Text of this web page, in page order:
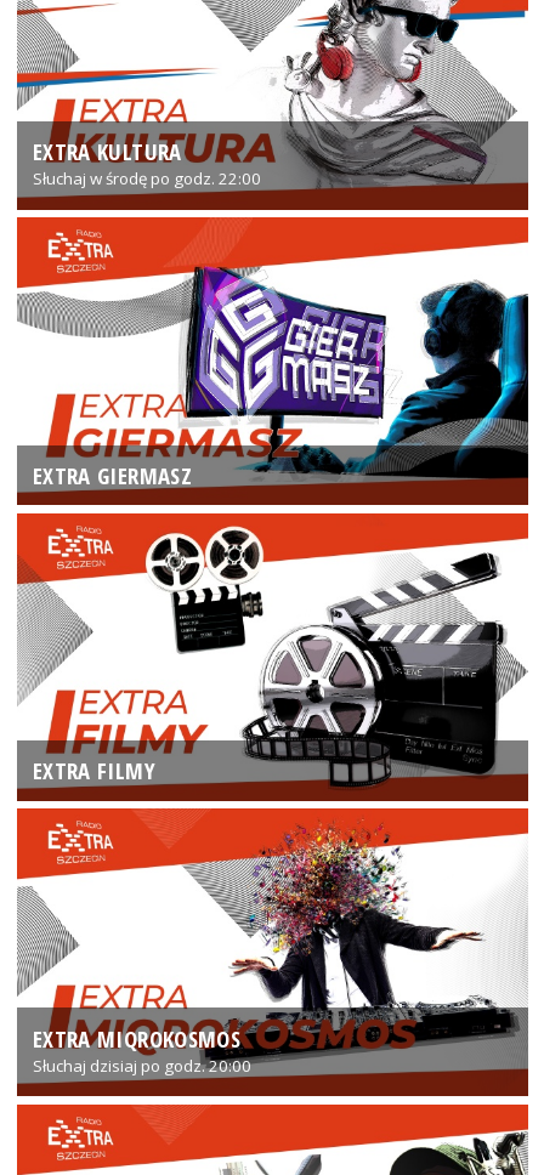
EXTRA KULTURA
Słuchaj w środę po godz. 22:00
EXTRA GIERMASZ
EXTRA FILMY
EXTRA MIQROKOSMOS
Słuchaj dzisiaj po godz. 20:00